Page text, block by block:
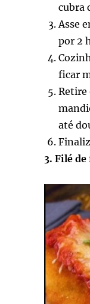
cubra
Asse
por 2
ficar
Retire
até
3. Filé